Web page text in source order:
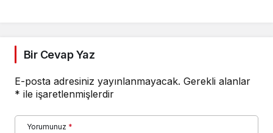
Bir Cevap Yaz
E-posta adresiniz yayınlanmayacak. Gerekli alanlar
* ile işaretlenmişlerdir
Yorumunuz *